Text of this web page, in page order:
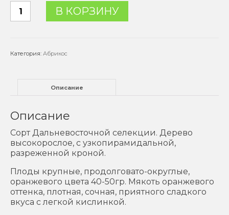
Количество
товара
В КОРЗИНУ
Категория: Абрикос
Описание
Описание
Сорт Дальневосточной селекции. Дерево
высокорослое, с узкопирамидальной,
разреженной кроной.
Плоды крупные, продолговато-округлые,
оранжевого цвета 40-50гр. Мякоть оранжевого
оттенка, плотная, сочная, приятного сладкого
вкуса с легкой кислинкой.